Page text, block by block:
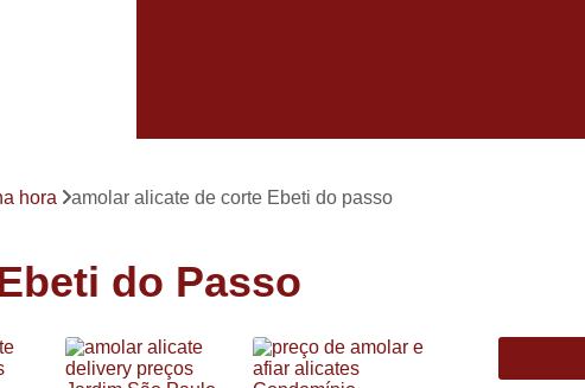
Carimbo na Zona Norte de
Carimbo Personalizado Grande Sorocaba
Carimbos para Professores Sorocaba
hora amolar alicate de corte Ebeti do passo
do Passo